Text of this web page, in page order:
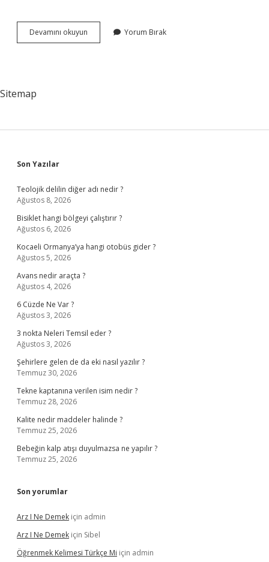
Devamını okuyun Begonvil
Çiçeği
Yorum Bırak
Sitemap
Sidebar
Son Yazılar
Teolojik delilin diğer adı nedir ?
Ağustos 8, 2026
Bisiklet hangi bölgeyi çalıştırır ?
Ağustos 6, 2026
Kocaeli Ormanya’ya hangi otobüs gider ?
Ağustos 5, 2026
Avans nedir araçta ?
Ağustos 4, 2026
6 Cüzde Ne Var ?
Ağustos 3, 2026
3 nokta Neleri Temsil eder ?
Ağustos 3, 2026
Şehirlere gelen de da eki nasıl yazılır ?
Temmuz 30, 2026
Tekne kaptanına verilen isim nedir ?
Temmuz 28, 2026
Kalite nedir maddeler halinde ?
Temmuz 25, 2026
Bebeğin kalp atışı duyulmazsa ne yapılır ?
Temmuz 25, 2026
Son yorumlar
Arz I Ne Demek için admin
Arz I Ne Demek için Sibel
Öğrenmek Kelimesi Türkçe Mi için admin